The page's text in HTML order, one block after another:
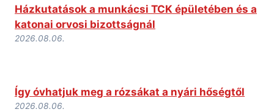
Házkutatások a munkácsi TCK épületében és a
katonai orvosi bizottságnál
2026.08.06.
Így óvhatjuk meg a rózsákat a nyári hőségtől
2026.08.06.